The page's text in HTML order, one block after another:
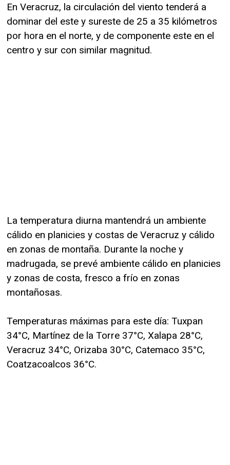
En Veracruz, la circulación del viento tenderá a
dominar del este y sureste de 25 a 35 kilómetros
por hora en el norte, y de componente este en el
centro y sur con similar magnitud.
La temperatura diurna mantendrá un ambiente
cálido en planicies y costas de Veracruz y cálido
en zonas de montaña. Durante la noche y
madrugada, se prevé ambiente cálido en planicies
y zonas de costa, fresco a frío en zonas
montañosas.
Temperaturas máximas para este día: Tuxpan
34°C, Martínez de la Torre 37°C, Xalapa 28°C,
Veracruz 34°C, Orizaba 30°C, Catemaco 35°C,
Coatzacoalcos 36°C.